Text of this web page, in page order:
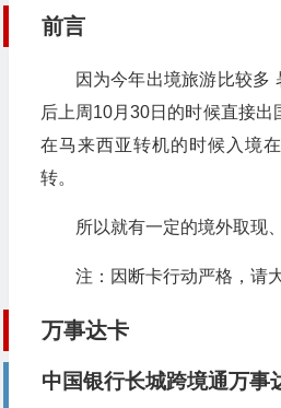
前言
因为今年出境旅游比较多
后上周10月30日的时候直接
在马来西亚转机的时候入境
转。
所以就有一定的境外取现
注：因断卡行动严格，请
万事达卡
中国银行长城跨境通万事